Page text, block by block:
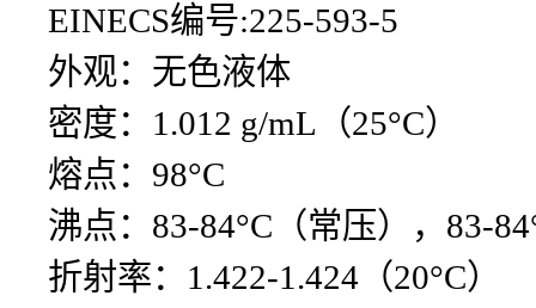
EINECS编号:225-593-5
外观：无色液体
密度：1.012 g/mL（25°C）
熔点：98°C
沸点：83-84°C（常压），83-
折射率：1.422-1.424（20°C）